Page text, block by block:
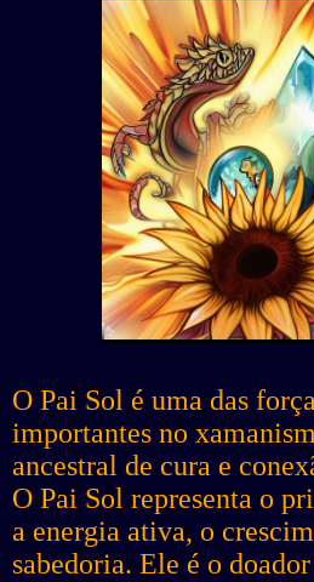
O Pai Sol é uma das
importantes no
ancestral de cura e
O Pai Sol representa o
a energia ativa, o
sabedoria. Ele é o